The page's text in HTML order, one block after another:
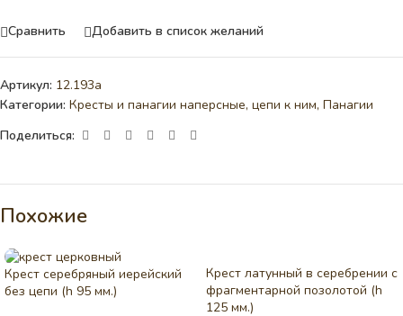
Сравнить Добавить в список желаний
Артикул: 12.193а
Категории: Кресты и панагии наперсные, цепи к ним, Панагии
Поделиться:
Похожие
Крест серебряный иерейский
без цепи (h 95 мм.)
Крест латунный в серебрении с
фрагментарной позолотой (h
125 мм.)